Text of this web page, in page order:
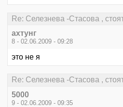
Re: Селезнева -Стасова ,
ахтунг
8 - 02.06.2009 - 09:28
это не я
Re: Селезнева -Стасова ,
5000
9 - 02.06.2009 - 09:35